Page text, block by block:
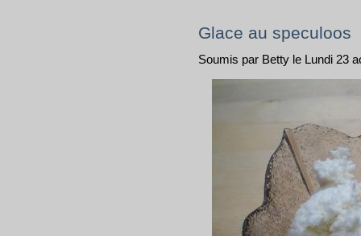
Glace au speculoos
Soumis par Betty le Lundi 23